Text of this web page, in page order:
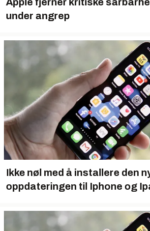
under angrep
Ikke nøl med å installere den
oppdateringen til Iphone og